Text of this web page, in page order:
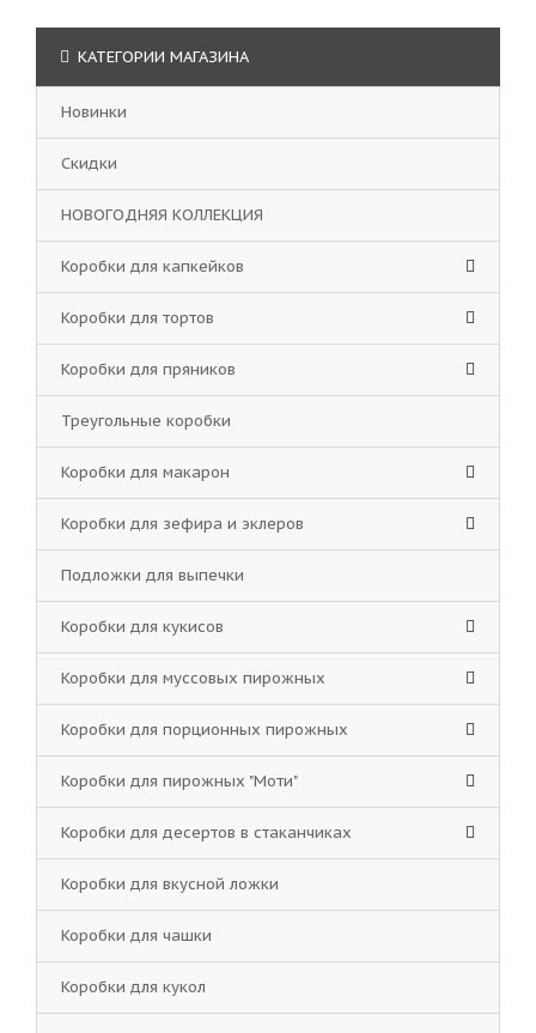
КАТЕГОРИИ МАГАЗИНА
Новинки
Скидки
НОВОГОДНЯЯ КОЛЛЕКЦИЯ
Коробки для капкейков
Коробки для тортов
Коробки для пряников
Треугольные коробки
Коробки для макарон
Коробки для зефира и эклеров
Подложки для выпечки
Коробки для кукисов
Коробки для муссовых пирожных
Коробки для порционных пирожных
Коробки для пирожных "Моти"
Коробки для десертов в стаканчиках
Коробки для вкусной ложки
Коробки для чашки
Коробки для кукол